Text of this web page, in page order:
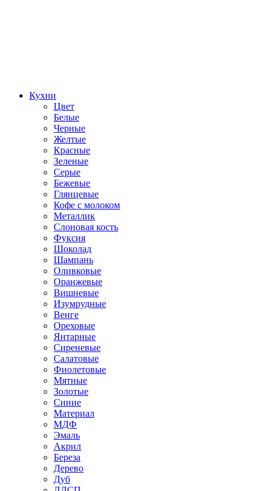
Кухни
Цвет
Белые
Черные
Желтые
Красные
Зеленые
Серые
Бежевые
Глянцевые
Кофе с молоком
Металлик
Слоновая кость
Фуксия
Шоколад
Шампань
Оливковые
Оранжевые
Вишневые
Изумрудные
Венге
Ореховые
Янтарные
Сиреневые
Салатовые
Фиолетовые
Мятные
Золотые
Синие
Материал
МДФ
Эмаль
Акрил
Береза
Дерево
Дуб